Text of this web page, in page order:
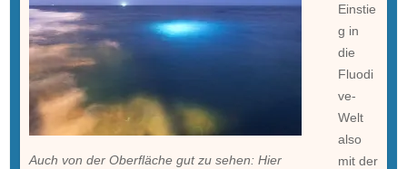
Auch von der Oberfläche gut zu sehen: Hier
Einstie
g in
die
Fluodi
ve-
Welt
also
mit der